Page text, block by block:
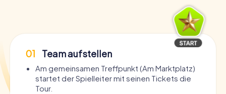
01 Team aufstellen
Am gemeinsamen Treffpunkt (Am Marktplatz)
startet der Spielleiter mit seinen Tickets die
Tour.